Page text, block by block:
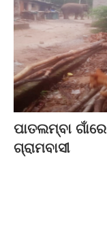
ପାତଲମ୍ବା
ଗ୍ରାମବାସୀ